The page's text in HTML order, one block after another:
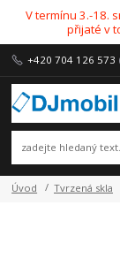
V termínu 3.-18.
přijaté v
+420 704 126 573
Úvod Tvrzená skla